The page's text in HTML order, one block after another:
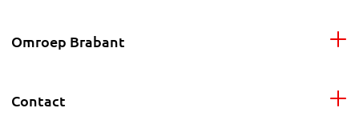
Omroep Brabant
Contact